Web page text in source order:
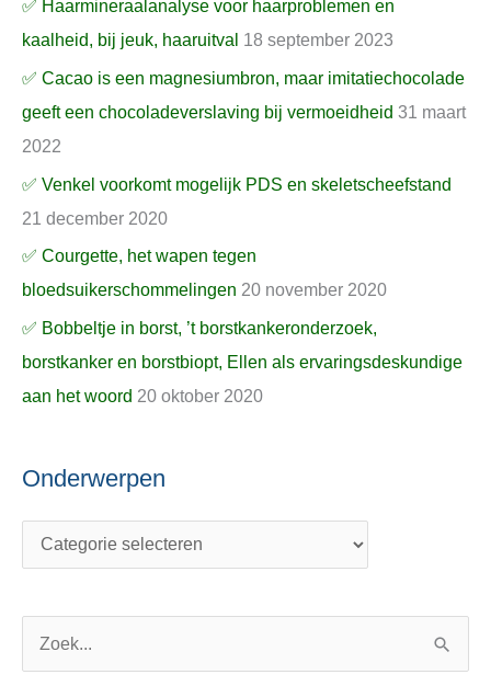
✅ Haarmineraalanalyse voor haarproblemen en
kaalheid, bij jeuk, haaruitval 18 september 2023
✅ Cacao is een magnesiumbron, maar imitatiechocolade
geeft een chocoladeverslaving bij vermoeidheid 31 maart
2022
✅ Venkel voorkomt mogelijk PDS en skeletscheefstand
21 december 2020
✅ Courgette, het wapen tegen
bloedsuikerschommelingen 20 november 2020
✅ Bobbeltje in borst, ’t borstkankeronderzoek,
borstkanker en borstbiopt, Ellen als ervaringsdeskundige
aan het woord 20 oktober 2020
Onderwerpen